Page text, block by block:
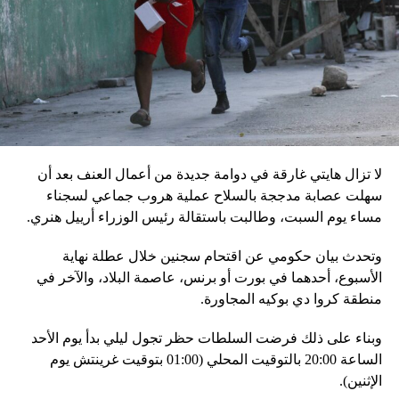
في السلطة.
إقليميّاً، أعلن الجيش البيلاروسي أنّه بدأ مناورة للتحقّق من درجة
استعداد قاذفات الأسلحة النووية التكتيكية، في حين أوضح أمين
مجلس الأمن البيلاروسي ألكسندر فولفوفيتش أنّ هذه المناورة
مرتبطة بإعلان موسكو عن مناورات نووية وستكون «متزامنة»
مع التدريبات الروسية، لافتاً إلى أنّ مناورة مينسك ستشمل على
في السياق، أشار رئيس أركان القوات المسلّحة البيلاروسية
الجنرال فيكتور غوليفيتش إلى أنّه «في إطار هذا الحدث، تمّت
احتياطي»، لافتاً إلى أنّه «فور إنجاز عملية الانتشار هذه،
سنستعرض المسائل المتعلّقة بالاستعدادات لاستخدام الأسلحة
النووية غير الاستراتيجية».
وفي أوكرانيا، فكّكت أجهزة الأمن شبكة من العملاء التابعين
لجهاز الأمن الفدرالي الروسي «كانوا يعدّون لاغتيال الرئيس
الأوكراني» فولوديمير زيلينسكي ومسؤولين كبار آخرين، مثل
لا تزال هايتي غارقة في دوامة جديدة من أعمال العنف بعد أن
سهلت عصابة مدججة بالسلاح عملية هروب جماعي لسجناء
مساء يوم السبت، وطالبت باستقالة رئيس الوزراء أرييل هنري.
وتحدث بيان حكومي عن اقتحام سجنين خلال عطلة نهاية
الأسبوع، أحدهما في بورت أو برنس، عاصمة البلاد، والآخر في
منطقة كروا دي بوكيه المجاورة.
وبناء على ذلك فرضت السلطات حظر تجول ليلي بدأ يوم الأحد
الساعة 20:00 بالتوقيت المحلي (01:00 بتوقيت غرينتش يوم
الإثنين).